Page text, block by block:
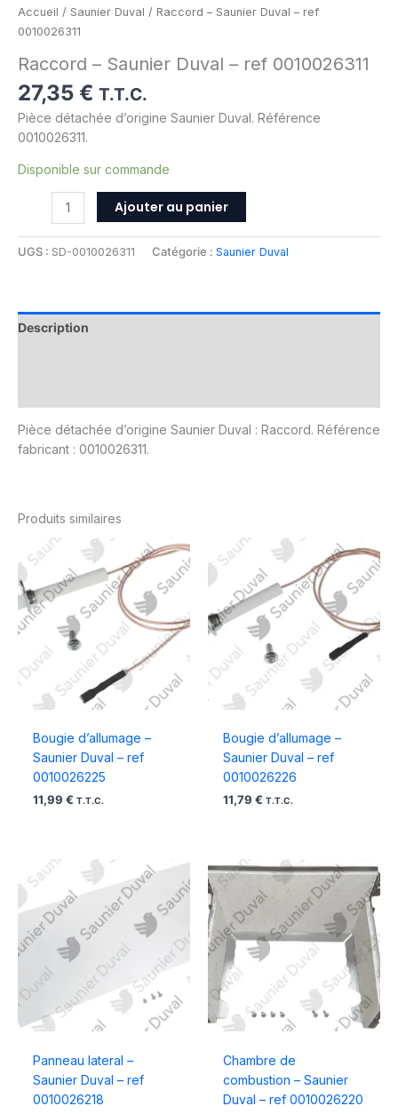
Accueil / Saunier Duval / Raccord – Saunier Duval – ref
0010026311
Raccord – Saunier Duval – ref 0010026311
27,35 € T.T.C.
Pièce détachée d’origine Saunier Duval. Référence
0010026311.
Disponible sur commande
Ajouter au panier
UGS : SD-0010026311 Catégorie : Saunier Duval
Description
Pièce détachée d’origine Saunier Duval : Raccord. Référence
fabricant : 0010026311.
Produits similaires
Bougie d’allumage –
Saunier Duval – ref
0010026225
11,99 € T.T.C.
Bougie d’allumage –
Saunier Duval – ref
0010026226
11,79 € T.T.C.
Panneau lateral –
Saunier Duval – ref
0010026218
Chambre de
combustion – Saunier
Duval – ref 0010026220